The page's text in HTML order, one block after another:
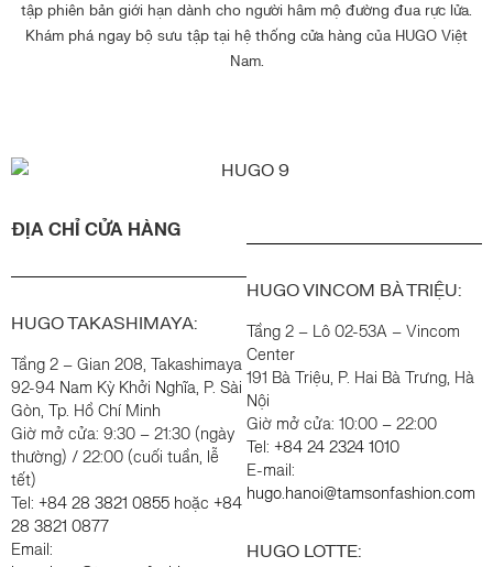
tập phiên bản giới hạn dành cho người hâm mộ đường đua rực lửa.
Khám phá ngay bộ sưu tập tại hệ thống cửa hàng của HUGO Việt
Nam.
ĐỊA CHỈ CỬA HÀNG
HUGO VINCOM BÀ TRIỆU:
Tầng 2 – Lô 02-53A – Vincom
Center
191 Bà Triệu, P. Hai Bà Trưng, Hà
Nội
Giờ mở cửa: 10:00 – 22:00
Tel: +84 24 2324 1010
E-mail:
hugo.hanoi@tamsonfashion.com
HUGO LOTTE:
HUGO TAKASHIMAYA:
Tầng 2 – Gian 208, Takashimaya
92-94 Nam Kỳ Khởi Nghĩa, P. Sài
Gòn, Tp. Hồ Chí Minh
Giờ mở cửa: 9:30 – 21:30 (ngày
thường) / 22:00 (cuối tuần, lễ
tết)
Tel: +84 28 3821 0855 hoặc +84
28 3821 0877
Email: